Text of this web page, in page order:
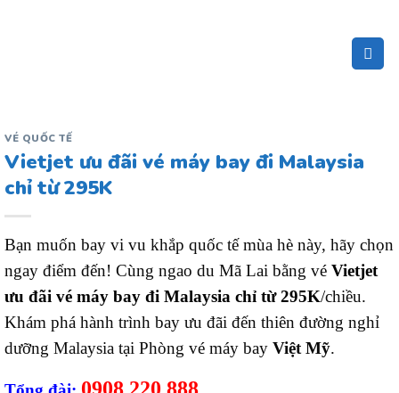
VÉ QUỐC TẾ
Vietjet ưu đãi vé máy bay đi Malaysia
chỉ từ 295K
Bạn muốn bay vi vu khắp quốc tế mùa hè này, hãy chọn
ngay điểm đến! Cùng ngao du Mã Lai bằng vé Vietjet
ưu đãi vé máy bay đi Malaysia chỉ từ 295K/chiều.
Khám phá hành trình bay ưu đãi đến thiên đường nghỉ
dưỡng Malaysia tại Phòng vé máy bay Việt Mỹ.
0908 220 888